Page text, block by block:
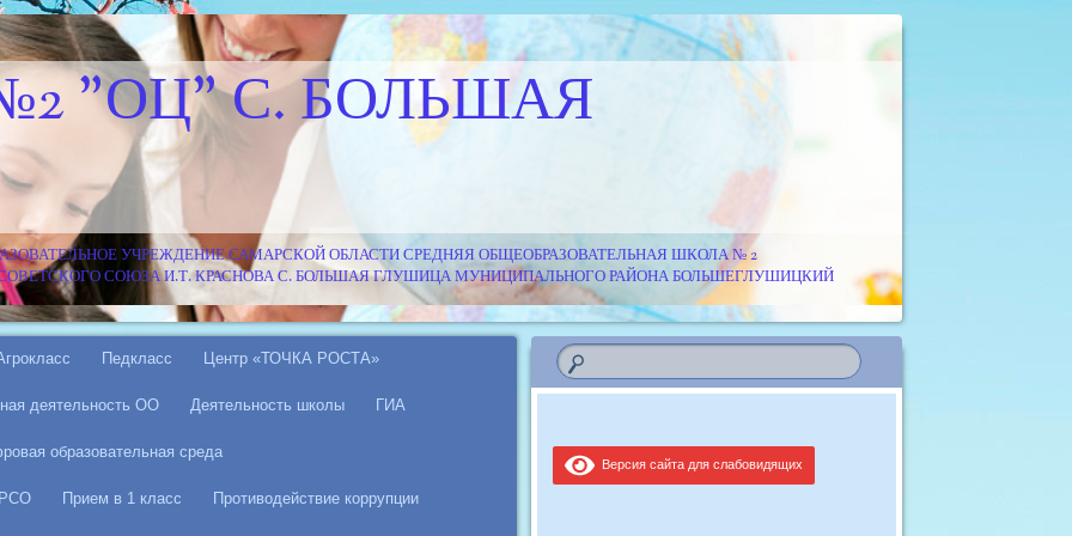
"ОЦ" С. БОЛЬШАЯ
УЧРЕЖДЕНИЕ САМАРСКОЙ ОБЛАСТИ СРЕДНЯЯ ОБЩЕОБРАЗОВАТЕЛЬНАЯ ШКОЛА № 2
СОВЕТСКОГО СОЮЗА И.Т. КРАСНОВА С. БОЛЬШАЯ ГЛУШИЦА МУНИЦИПАЛЬНОГО РАЙОНА БОЛЬШЕГЛУШИЦКИЙ
Педкласс Центр «ТОЧКА РОСТА»
деятельность ОО Деятельность школы ГИА
образовательная среда
Прием в 1 класс Противодействие коррупции
Версия сайта для слабовидящих